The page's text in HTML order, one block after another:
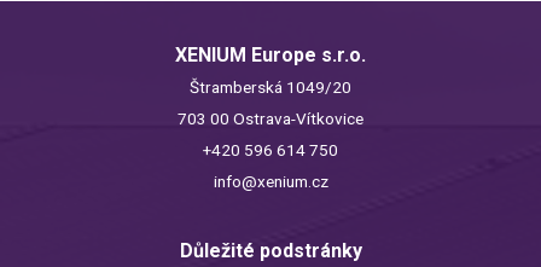
XENIUM Europe s.r.o.
Štramberská 1049/20
703 00 Ostrava-Vítkovice
+420 596 614 750
info@xenium.cz
Důležité podstránky